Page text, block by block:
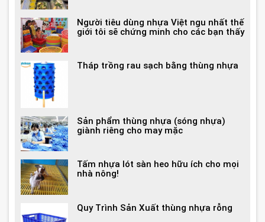
Người tiêu dùng nhựa Việt ngu nhất thế
giới tôi sẽ chứng minh cho các bạn thấy
Tháp trồng rau sạch bằng thùng nhựa
Sản phẩm thùng nhựa (sóng nhựa)
giành riêng cho may mặc
Tấm nhựa lót sàn heo hữu ích cho mọi
nhà nông!
Quy Trình Sản Xuất thùng nhựa rỗng